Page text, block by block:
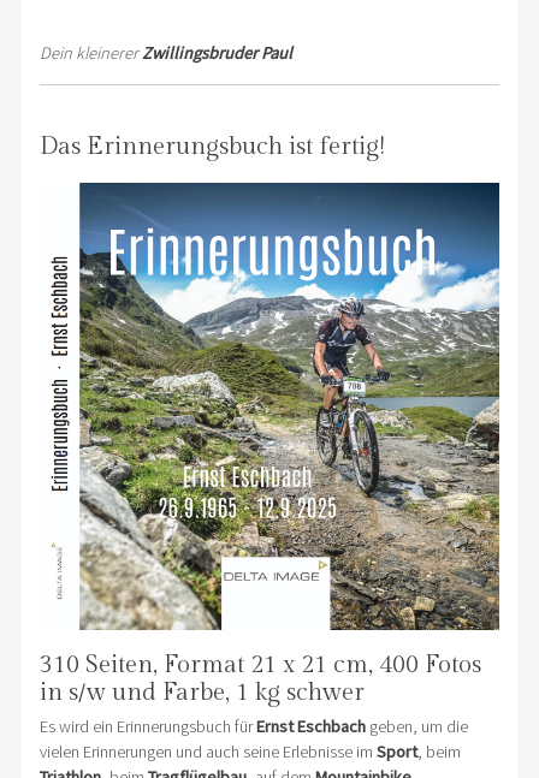
Dein kleinererZwillingsbruder Paul
Das Erinnerungsbuch ist fertig!
310 Seiten, Format 21 x 21 cm, 400 Fotos
in s/w und Farbe, 1 kg schwer
Es wird ein Erinnerungsbuch fürErnst Eschbachgeben, um die
vielen Erinnerungen und auch seine Erlebnisse im Sport, beim